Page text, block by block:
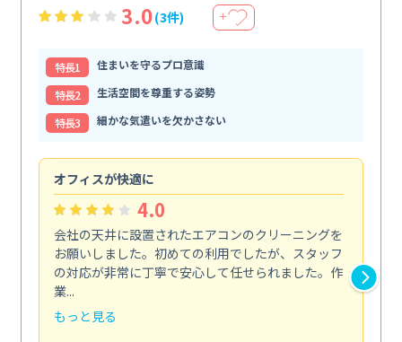
3.0(3件) ＋
特⻑1
住まいを守るプロ意識
特⻑2
生活空間を尊重する姿勢
特⻑3
細かな気遣いを欠かさない
オフィスが快適に
4.0
会社の天井に設置されたエアコンのクリーニングを
お願いしました。初めての利用でしたが、スタッフ
の対応が非常に丁寧で安心して任せられました。作
業...
もっと見る